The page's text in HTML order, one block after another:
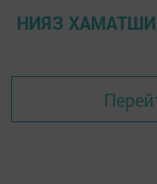
НИЯЗ